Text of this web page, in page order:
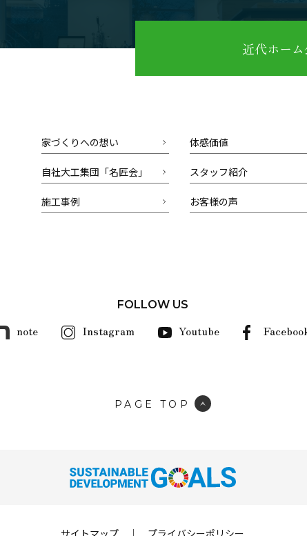
近代ホー
家づくりへの想い 体感価値
自社大工集団「名匠会」 スタッフ紹介
施工事例 お客様の声
FOLLOW US
note Instagram Youtube
PAGE TOP
サイトマップ ｜ プライバシーポリシー